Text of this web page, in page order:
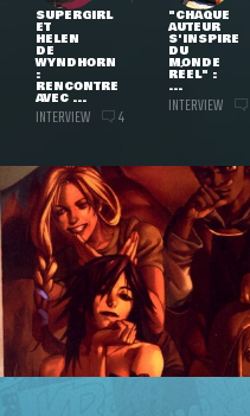
SUPERGIRL
ET
HELEN
DE
WYNDHORN
:
RENCONTRE
AVEC ...
INTERVIEW 4
"CHAQUE
AUTEUR
S'INSPIRE
DU
MONDE
RÉEL" :
...
INTERVIEW